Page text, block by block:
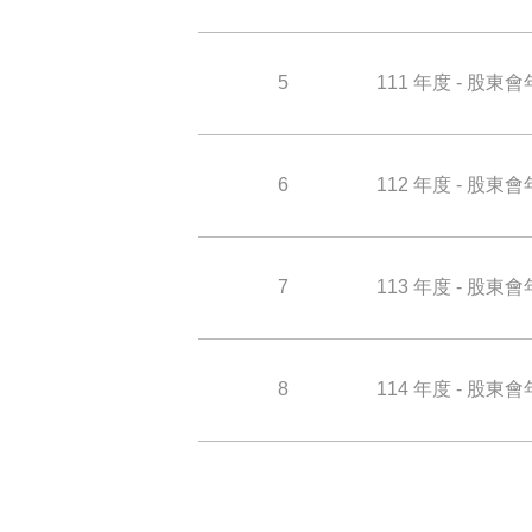
5 111 年度 - 股東會
6 112 年度 - 股東會
7 113 年度 - 股東會
8 114 年度 - 股東會